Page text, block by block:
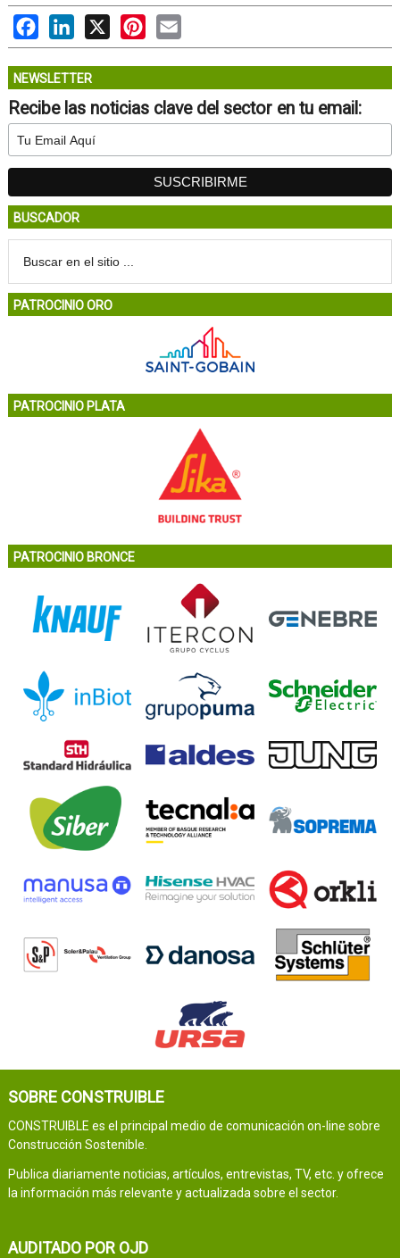
FacebookLinkedIn
X PinterestEmail
NEWSLETTER
Recibe las noticias clave del sector en tu email:
BUSCADOR
PATROCINIO ORO
PATROCINIO PLATA
PATROCINIO BRONCE
SOBRE CONSTRUIBLE
CONSTRUIBLE es el principal medio de comunicación on-line sobre
Construcción Sostenible.
Publica diariamente noticias, artículos, entrevistas, TV, etc. y ofrece
la información más relevante y actualizada sobre el sector.
AUDITADO POR OJD